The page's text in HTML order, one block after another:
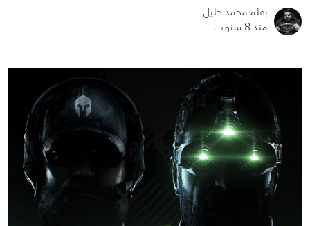
بقلم محمد خليل
منذ 8 سنوات